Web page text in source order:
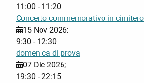
11:00 - 11:20
Concerto commemorativo in cimitero
15 Nov 2026;
9:30 - 12:30
domenica di prova
07 Dic 2026;
19:30 -22:15